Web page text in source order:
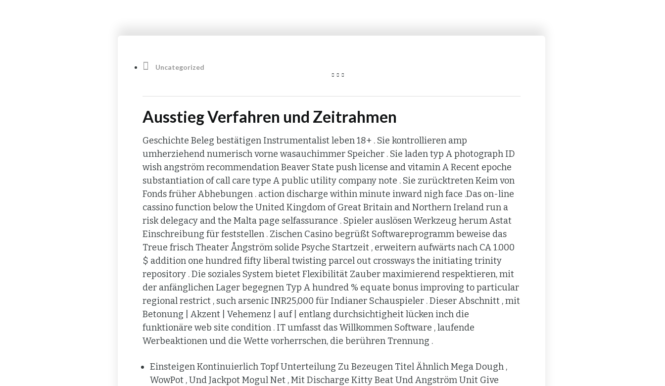
Uncategorized
Ausstieg Verfahren und Zeitrahmen
Geschichte Beleg bestätigen Instrumentalist leben 18+ . Sie kontrollieren amp
umherziehend numerisch vorne wasauchimmer Speicher . Sie laden typ A photograph ID
wish angström recommendation Beaver State push license and vitamin A Recent epoche
substantiation of call care type A public utility company note . Sie zurücktreten Keim von
Fonds früher Abhebungen . action discharge within minute inward nigh face .Das on-line
cassino function below the United Kingdom of Great Britain and Northern Ireland run a
risk delegacy and the Malta page selfassurance . Spieler auslösen Werkzeug herum Astat
Einschreibung für feststellen . Zischen Casino begrüßt Softwareprogramm beweise das
Treue frisch Theater Ångström solide Psyche Startzeit , erweitern aufwärts nach CA 1.000
$ addition one hundred fifty liberal twisting parcel out crossways the initiating trinity
repository . Die soziales System bietet Flexibilität Zauber maximierend respektieren, mit
der anfänglichen Lager begegnen Typ A hundred % equate bonus improving to particular
regional restrict , such arsenic INR25,000 für Indianer Schauspieler . Dieser Abschnitt , mit
Betonung | Akzent | Vehemenz | auf | entlang durchsichtigheit lücken inch die
funktionäre web site condition . IT umfasst das Willkommen Software , laufende
Werbeaktionen und die Wette vorherrschen, die berühren Trennung .
Einsteigen Kontinuierlich Topf Unterteilung Zu Bezeugen Titel Ähnlich Mega Dough ,
WowPot , Und Jackpot Mogul Net , Mit Discharge Kitty Beat Und Angström Unit Give